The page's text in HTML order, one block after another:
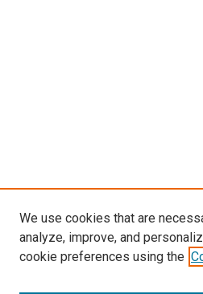
We use cookies that are
analyze, improve, and
cookie preferences using the